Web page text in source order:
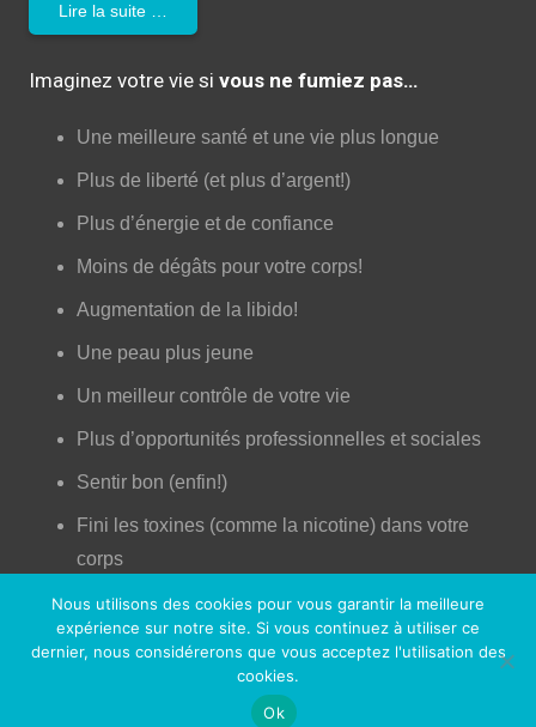
Lire la suite …
Imaginez votre vie si vous ne fumiez pas…
Une meilleure santé et une vie plus longue
Plus de liberté (et plus d’argent!)
Plus d’énergie et de confiance
Moins de dégâts pour votre corps!
Augmentation de la libido!
Une peau plus jeune
Un meilleur contrôle de votre vie
Plus d’opportunités professionnelles et sociales
Sentir bon (enfin!)
Fini les toxines (comme la nicotine) dans votre
corps
Nos Partenaires
OfficePlus Business Centers
Logidesk – Agenda en ligne partagé
Nous utilisons des cookies pour vous garantir la meilleure
expérience sur notre site. Si vous continuez à utiliser ce
dernier, nous considérerons que vous acceptez l'utilisation des
cookies.
Ok